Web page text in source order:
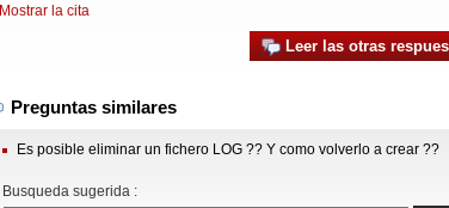
Mostrar la cita
Leer las otras
Preguntas similares
Es posible eliminar un fichero LOG ?? Y como volverlo a crear ??
Busqueda sugerida :